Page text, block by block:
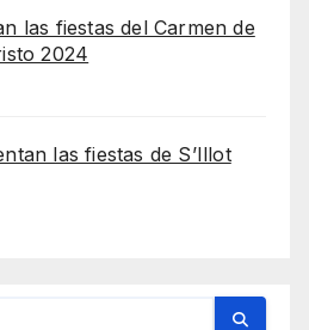
las fiestas del Carmen de
2024
las fiestas de S’Illot